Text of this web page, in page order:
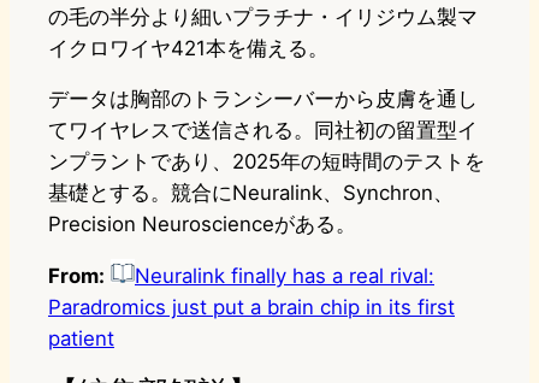
の毛の半分より細いプラチナ・イリジウム製マ
イクロワイヤ421本を備える。
データは胸部のトランシーバーから皮膚を通し
てワイヤレスで送信される。同社初の留置型イ
ンプラントであり、2025年の短時間のテストを
基礎とする。競合にNeuralink、Synchron、
Precision Neuroscienceがある。
From:
Neuralink finally has a real rival:
Paradromics just put a brain chip in its first
patient